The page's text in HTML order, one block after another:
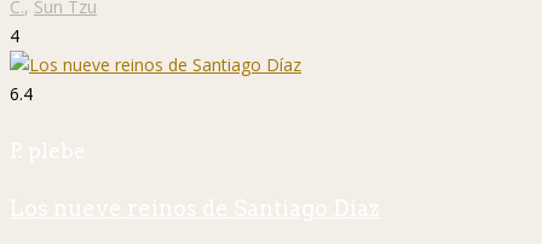
C., Sun Tzu
4
6.4
P. plebe
Los nueve reinos de Santiago Díaz